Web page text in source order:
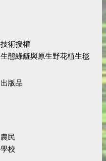
技術授權
生態綠籬與原生野花植生毯
出版品
農民
學校